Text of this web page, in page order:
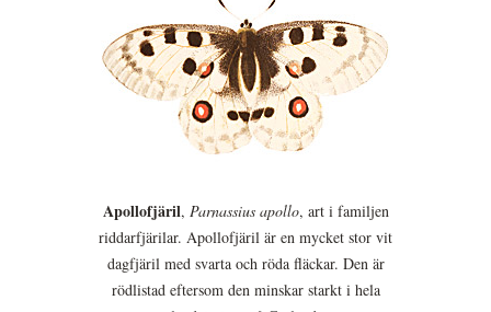
Apollofjäril, Parnassius apollo, art i familjen
riddarfjärilar. Apollofjäril är en mycket stor vit
dagfjäril med svarta och röda fläckar. Den är
rödlistad eftersom den minskar starkt i hela